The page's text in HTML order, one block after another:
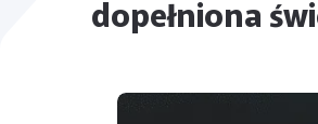
dopełniona